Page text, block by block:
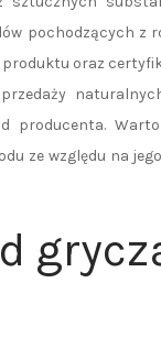
pochodzących z
oraz
producenta.
ze względu na